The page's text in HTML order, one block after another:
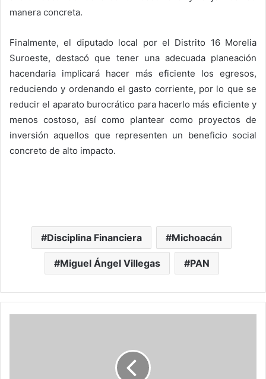
manera concreta.
Finalmente, el diputado local por el Distrito 16 Morelia
Suroeste, destacó que tener una adecuada planeación
hacendaria implicará hacer más eficiente los egresos,
reduciendo y ordenando el gasto corriente, por lo que se
reducir el aparato burocrático para hacerlo más eficiente y
menos costoso, así como plantear como proyectos de
inversión aquellos que representen un beneficio social
concreto de alto impacto.
Disciplina Financiera Michoacán
Miguel Ángel Villegas PAN